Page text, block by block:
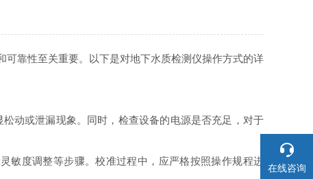
靠性至关重要。以下是对地下水质检测仪操作方式的详
动或泄漏现象。同时，检查设备的电源是否充足，对于
度调整等步骤。校准过程中，应严格按照操作规程进
在线咨询